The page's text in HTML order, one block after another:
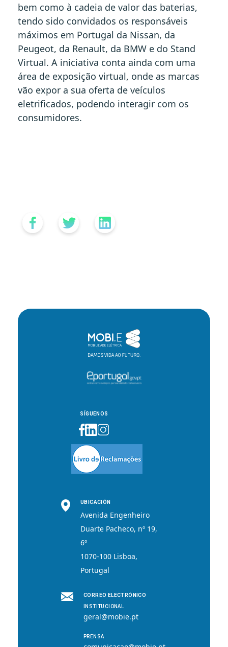
bem como à cadeia de valor das baterias,
tendo sido convidados os responsáveis
máximos em Portugal da Nissan, da
Peugeot, da Renault, da BMW e do Stand
Virtual. A iniciativa conta ainda com uma
área de exposição virtual, onde as marcas
vão expor a sua oferta de veículos
eletrificados, podendo interagir com os
consumidores.
SÍGUENOS
UBICACIÓN
Avenida Engenheiro
Duarte Pacheco, nº 19,
6º
1070-100 Lisboa,
Portugal
CORREO ELECTRÓNICO
INSTITUCIONAL
geral@mobie.pt
PRENSA